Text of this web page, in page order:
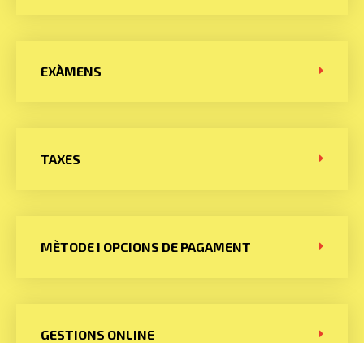
EXÀMENS
TAXES
MÈTODE I OPCIONS DE PAGAMENT
GESTIONS ONLINE